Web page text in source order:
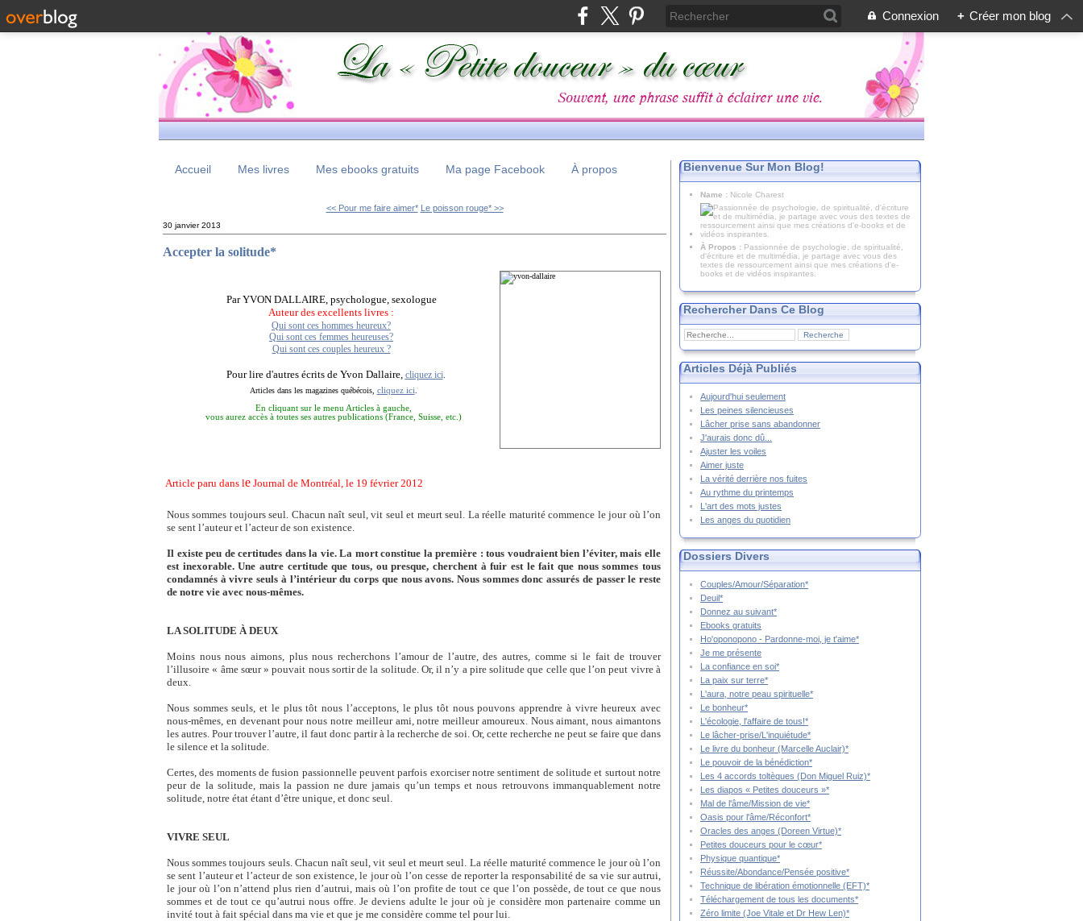
Connexion + Créer mon blog
Accueil Mes livres Mes ebooks gratuits Ma page Facebook À propos
<< Pour me faire aimer* Le poisson rouge* >>
30 janvier 2013
Accepter la solitude*
Par YVON DALLAIRE, psychologue, sexologue
Auteur des excellents livres :
Qui sont ces hommes heureux?
Qui sont ces femmes heureuses?
Qui sont ces couples heureux ?
Pour lire d'autres écrits de Yvon Dallaire, cliquez ici.
Articles dans les magazines québécois, cliquez ici
En cliquant sur le menu Articles à gauche,
vous aurez accès à toutes ses autres publications (France, Suisse, etc.)
Article paru dans le Journal de Montréal, le 19 février 2012
Nous sommes toujours seul. Chacun naît seul, vit seul et meurt seul. La réelle maturité commence le jour où l’on
se sent l’auteur et l’acteur de son existence.
Il existe peu de certitudes dans la vie. La mort constitue la première : tous voudraient bien l’éviter, mais elle
est inexorable. Une autre certitude que tous, ou presque, cherchent à fuir est le fait que nous sommes tous
condamnés à vivre seuls à l’intérieur du corps que nous avons. Nous sommes donc assurés de passer le reste
de notre vie avec nous-mêmes.
LA SOLITUDE À DEUX
Moins nous nous aimons, plus nous recherchons l’amour de l’autre, des autres, comme si le fait de trouver
l’illusoire « âme sœur » pouvait nous sortir de la solitude. Or, il n’y a pire solitude que celle que l’on peut vivre à
deux.
Nous sommes seuls, et le plus tôt nous l’acceptons, le plus tôt nous pouvons apprendre à vivre heureux avec
nous-mêmes, en devenant pour nous notre meilleur ami, notre meilleur amoureux. Nous aimant, nous aimantons
les autres. Pour trouver l’autre, il faut donc partir à la recherche de soi. Or, cette recherche ne peut se faire que dans
le silence et la solitude.
Certes, des moments de fusion passionnelle peuvent parfois exorciser notre sentiment de solitude et surtout notre
peur de la solitude, mais la passion ne dure jamais qu’un temps et nous retrouvons immanquablement notre
solitude, notre état étant d’être unique, et donc seul.
VIVRE SEUL
Nous sommes toujours seuls. Chacun naît seul, vit seul et meurt seul. La réelle maturité commence le jour où l’on
se sent l’auteur et l’acteur de son existence, le jour où l’on cesse de reporter la responsabilité de sa vie sur autrui,
le jour où l’on n’attend plus rien d’autrui, mais où l’on profite de tout ce que l’on possède, de tout ce que nous
sommes et de tout ce qu’autrui nous offre. Je deviens adulte le jour où je considère mon partenaire comme un
invité tout à fait spécial dans ma vie et que je me considère comme tel pour lui.
Bienvenue Sur Mon Blog!
Name : Nicole Charest
À Propos : Passionnée de psychologie, de spiritualité,
d'écriture et de multimédia, je partage avec vous des
textes de ressourcement ainsi que mes créations d'e-
books et de vidéos inspirantes.
Rechercher Dans Ce Blog
Articles Déjà Publiés
Aujourd'hui seulement
Les peines silencieuses
Lâcher prise sans abandonner
J'aurais donc dû...
Ajuster les voiles
Aimer juste
La vérité derrière nos fuites
Au rythme du printemps
L'art des mots justes
Les anges du quotidien
Dossiers Divers
Couples/Amour/Séparation*
Deuil*
Donnez au suivant*
Ebooks gratuits
Ho'oponopono - Pardonne-moi, je t'aime*
Je me présente
La confiance en soi*
La paix sur terre*
L'aura, notre peau spirituelle*
Le bonheur*
L'écologie, l'affaire de tous!*
Le lâcher-prise/L'inquiétude*
Le livre du bonheur (Marcelle Auclair)*
Le pouvoir de la bénédiction*
Les 4 accords toltèques (Don Miguel Ruiz)*
Les diapos « Petites douceurs »*
Mal de l'âme/Mission de vie*
Oasis pour l'âme/Réconfort*
Oracles des anges (Doreen Virtue)*
Petites douceurs pour le cœur*
Physique quantique*
Réussite/Abondance/Pensée positive*
Technique de libération émotionnelle (EFT)*
Téléchargement de tous les documents*
Zéro limite (Joe Vitale et Dr Hew Len)*